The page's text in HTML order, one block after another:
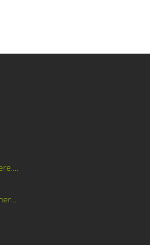
contact@creation-ephemere.com
http://www.creation-ephemere.com/